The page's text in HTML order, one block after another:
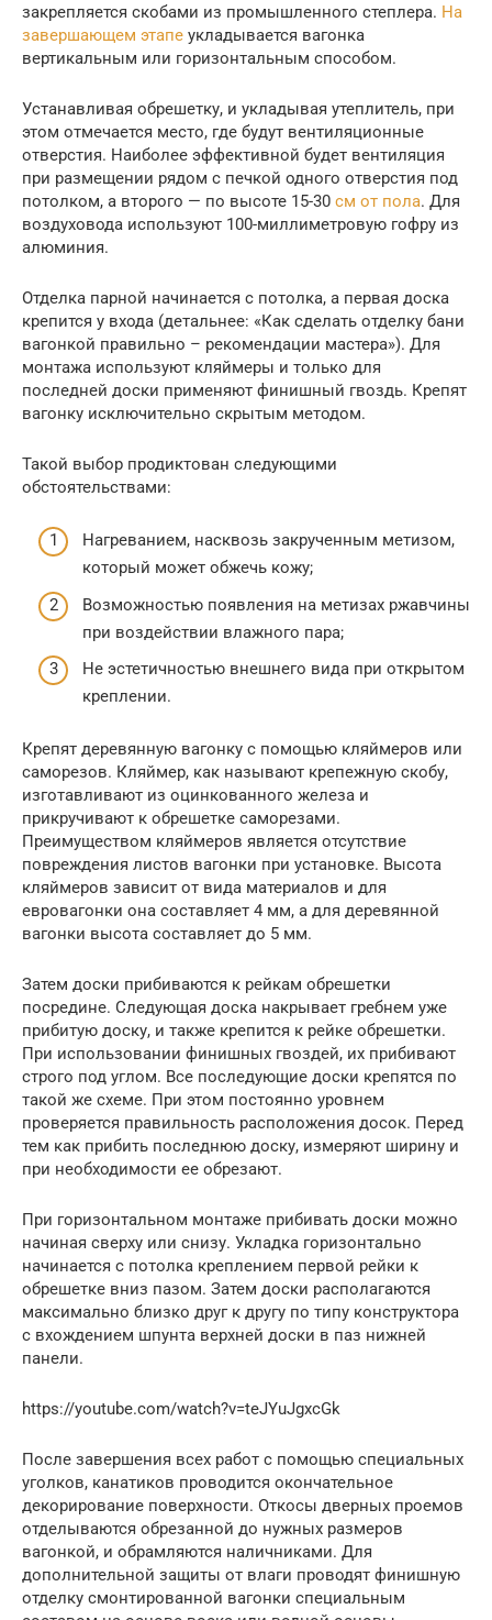
закрепляется скобами из промышленного степлера. На
завершающем этапе укладывается вагонка
вертикальным или горизонтальным способом.
Устанавливая обрешетку, и укладывая утеплитель, при
этом отмечается место, где будут вентиляционные
отверстия. Наиболее эффективной будет вентиляция
при размещении рядом с печкой одного отверстия под
потолком, а второго — по высоте 15-30 см от пола. Для
воздуховода используют 100-миллиметровую гофру из
алюминия.
Отделка парной начинается с потолка, а первая доска
крепится у входа (детальнее: «Как сделать отделку бани
вагонкой правильно – рекомендации мастера»). Для
монтажа используют кляймеры и только для
последней доски применяют финишный гвоздь. Крепят
вагонку исключительно скрытым методом.
Такой выбор продиктован следующими
обстоятельствами:
Нагреванием, насквозь закрученным метизом,
который может обжечь кожу;
Возможностью появления на метизах ржавчины
при воздействии влажного пара;
Не эстетичностью внешнего вида при открытом
креплении.
Крепят деревянную вагонку с помощью кляймеров или
саморезов. Кляймер, как называют крепежную скобу,
изготавливают из оцинкованного железа и
прикручивают к обрешетке саморезами.
Преимуществом кляймеров является отсутствие
повреждения листов вагонки при установке. Высота
кляймеров зависит от вида материалов и для
евровагонки она составляет 4 мм, а для деревянной
вагонки высота составляет до 5 мм.
Затем доски прибиваются к рейкам обрешетки
посредине. Следующая доска накрывает гребнем уже
прибитую доску, и также крепится к рейке обрешетки.
При использовании финишных гвоздей, их прибивают
строго под углом. Все последующие доски крепятся по
такой же схеме. При этом постоянно уровнем
проверяется правильность расположения досок. Перед
тем как прибить последнюю доску, измеряют ширину и
при необходимости ее обрезают.
При горизонтальном монтаже прибивать доски можно
начиная сверху или снизу. Укладка горизонтально
начинается с потолка креплением первой рейки к
обрешетке вниз пазом. Затем доски располагаются
максимально близко друг к другу по типу конструктора
с вхождением шпунта верхней доски в паз нижней
панели.
https://youtube.com/watch?v=teJYuJgxcGk
После завершения всех работ с помощью специальных
уголков, канатиков проводится окончательное
декорирование поверхности. Откосы дверных проемов
отделываются обрезанной до нужных размеров
вагонкой, и обрамляются наличниками. Для
дополнительной защиты от влаги проводят финишную
отделку смонтированной вагонки специальным